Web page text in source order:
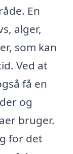
En
alger,
som kan
Ved at
få en
og
bruger.
for det